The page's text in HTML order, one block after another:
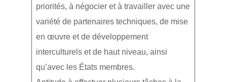
priorités, à négocier et à travailler avec une
variété de partenaires techniques, de mise
en œuvre et de développement
interculturels et de haut niveau, ainsi
qu’avec les États membres.